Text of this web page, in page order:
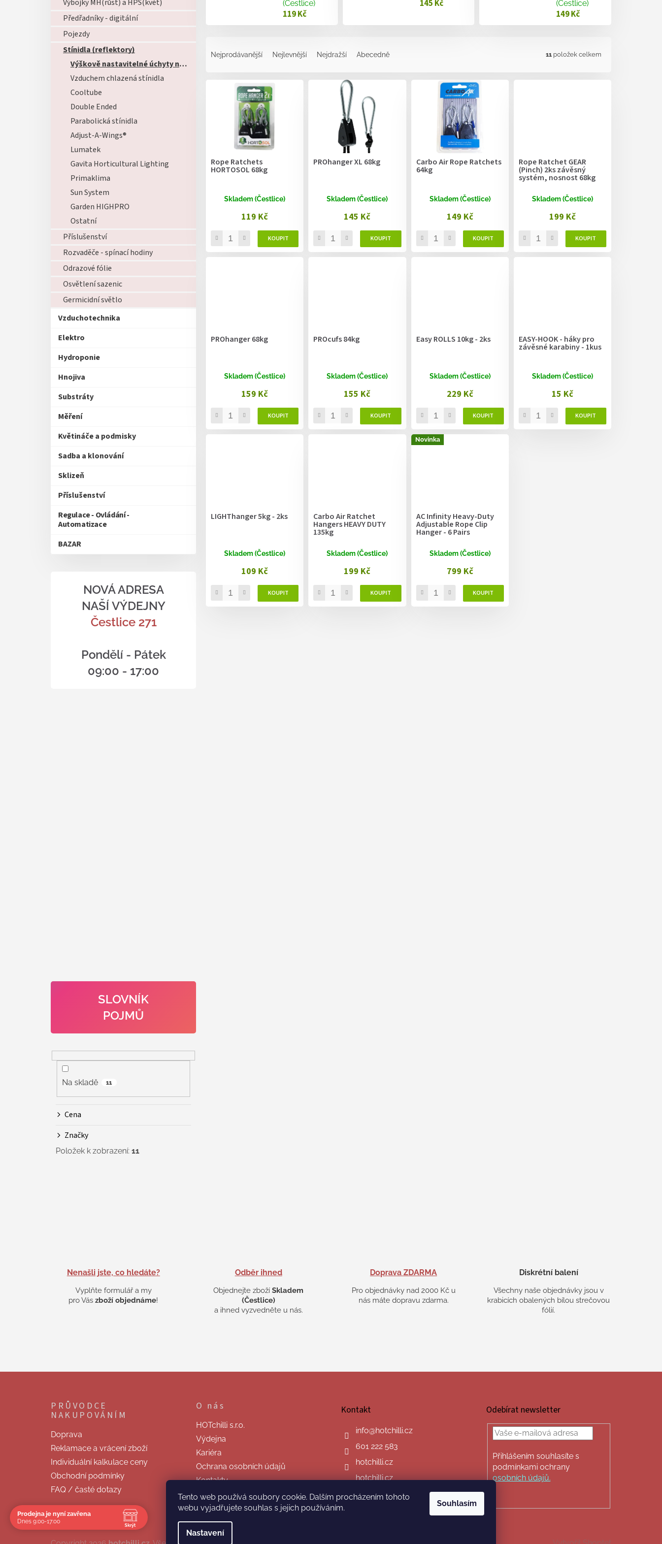
Tento web používá soubory cookie. Dalším procházením tohoto
webu vyjadřujete souhlas s jejich používáním.
Nastavení
Souhlasím
Výbojky MH(růst) a HPS(květ)
Předřadníky - digitální
Pojezdy
Stínidla (reflektory)
Výškově nastavitelné úchyty na stínidla
Vzduchem chlazená stínidla
Cooltube
Double Ended
Parabolická stínidla
Adjust-A-Wings®
Lumatek
Gavita Horticultural Lighting
Primaklima
Sun System
Garden HIGHPRO
Ostatní
Příslušenství
Rozvaděče - spínací hodiny
Odrazové fólie
Osvětlení sazenic
Germicidní světlo
Vzduchotechnika
Elektro
Hydroponie
Hnojiva
Substráty
Měření
Květináče a podmisky
Sadba a klonování
Sklizeň
Příslušenství
Regulace - Ovládání -
Automatizace
BAZAR
NOVÁ ADRESA
NAŠÍ VÝDEJNY
Čestlice 271
Pondělí - Pátek
09:00 - 17:00
SLOVNÍK
POJMŮ
Na skladě 11
Cena
Značky
Položek k zobrazení: 11
(Čestlice)
119 Kč
145 Kč
(Čestlice)
149 Kč
Nejprodávanější Nejlevnější Nejdražší Abecedně 11 položek celkem
Rope Ratchets
HORTOSOL 68kg
Skladem (Čestlice)
119 Kč
PROhanger XL 68kg
Skladem (Čestlice)
145 Kč
Carbo Air Rope Ratchets
64kg
Skladem (Čestlice)
149 Kč
Rope Ratchet GEAR
(Pinch) 2ks závěsný
systém, nosnost 68kg
Skladem (Čestlice)
199 Kč
PROhanger 68kg
Skladem (Čestlice)
159 Kč
PROcufs 84kg
Skladem (Čestlice)
155 Kč
Easy ROLLS 10kg - 2ks
Skladem (Čestlice)
229 Kč
EASY-HOOK - háky pro
závěsné karabiny - 1kus
Skladem (Čestlice)
15 Kč
LIGHThanger 5kg - 2ks
Skladem (Čestlice)
109 Kč
Carbo Air Ratchet
Hangers HEAVY DUTY
135kg
Skladem (Čestlice)
199 Kč
Novinka
AC Infinity Heavy-Duty
Adjustable Rope Clip
Hanger - 6 Pairs
Skladem (Čestlice)
799 Kč
Nenašli jste, co hledáte?
Vyplňte formulář a my
pro Vászboží objednáme!
Odběr ihned
Objednejte zbožíSkladem
(Čestlice)
a ihned vyzvedněte u nás.
Doprava ZDARMA
Pro objednávky nad 2000 Kč u
nás máte dopravu zdarma.
Diskrétní balení
Všechny naše objednávky jsou v
krabicích obalených bílou strečovou
fólií.
Z
PRŮVODCE
NAKUPOVÁNÍM
Doprava
Reklamace a vrácení zboží
Individuální kalkulace ceny
Obchodní podmínky
FAQ / časté dotazy
O nás
HOTchilli s.r.o.
Výdejna
Kariéra
Ochrana osobních údajů
Kontakty
Kontakt
info@hotchilli.cz
601 222 583
hotchilli.cz
hotchilli.cz
Odebírat newsletter
Přihlášením souhlasíte s
podmínkami ochrany
osobních údajů.
Prodejna je nyní zavřena
Dnes 9:00-17:00
Skrýt